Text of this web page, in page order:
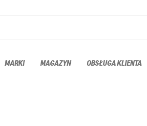
MARKI MAGAZYN OBSŁUGA KLIENTA